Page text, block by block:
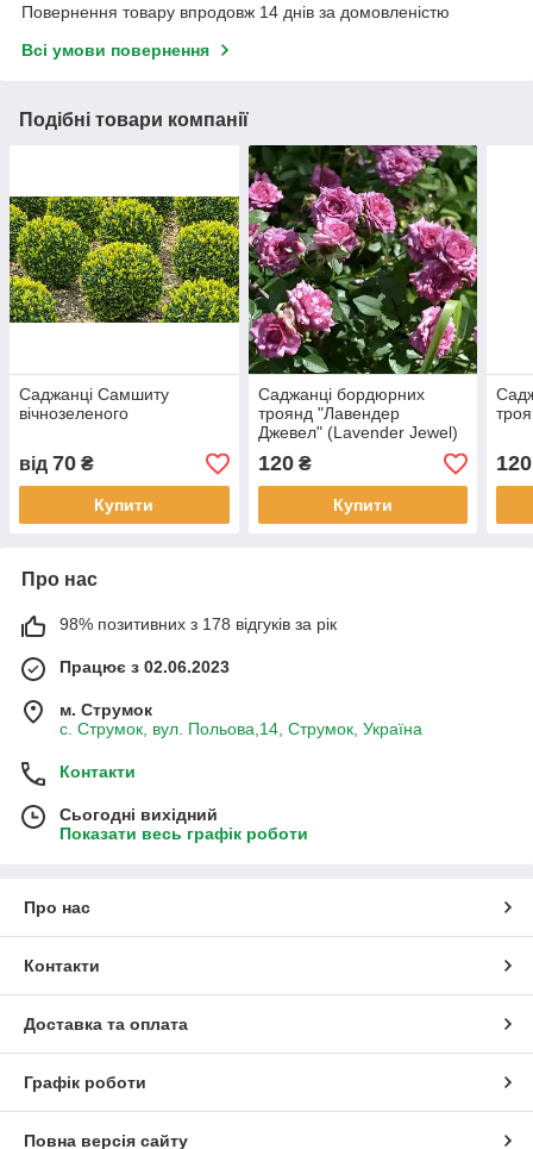
Повернення товару впродовж 14 днів за домовленістю
Всі умови повернення
Подібні товари компанії
Саджанці Самшиту
вічнозеленого
від 70 ₴
Купити
Саджанці бордюрних
троянд "Лавендер
Джевел" (Lavender Jewel)
120₴
Купити
120
Про нас
98% позитивних з 178 відгуків за рік
Працює з 02.06.2023
м. Струмок
с. Струмок, вул. Польова,14, Струмок, Україна
Контакти
Сьогодні вихідний
Показати весь графік роботи
Про нас
Контакти
Доставка та оплата
Графік роботи
Повна версія сайту